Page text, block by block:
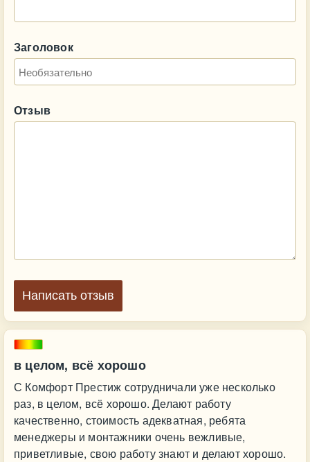
в целом, всё хорошо
С Комфорт Престиж сотрудничали уже несколько
раз, в целом, всё хорошо. Делают работу
качественно, стоимость адекватная, ребята
менеджеры и монтажники очень вежливые,
приветливые, свою работу знают и делают хорошо.
Заголовок
Отзыв
Написать отзыв